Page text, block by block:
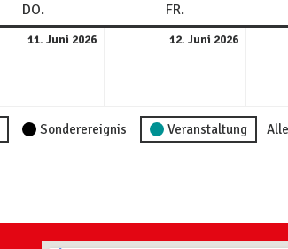
DO. FR.
11. Juni 2026 12. Juni 2026
Sonderereignis Veranstaltung